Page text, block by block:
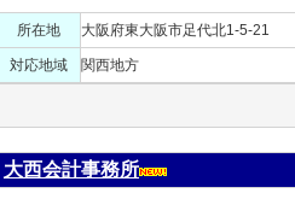
所在地 大阪府東大阪市足代北1-5-21
対応地域 関西地方
大西会計事務所